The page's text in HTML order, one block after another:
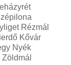
Rézmál
Kővár
Nyék